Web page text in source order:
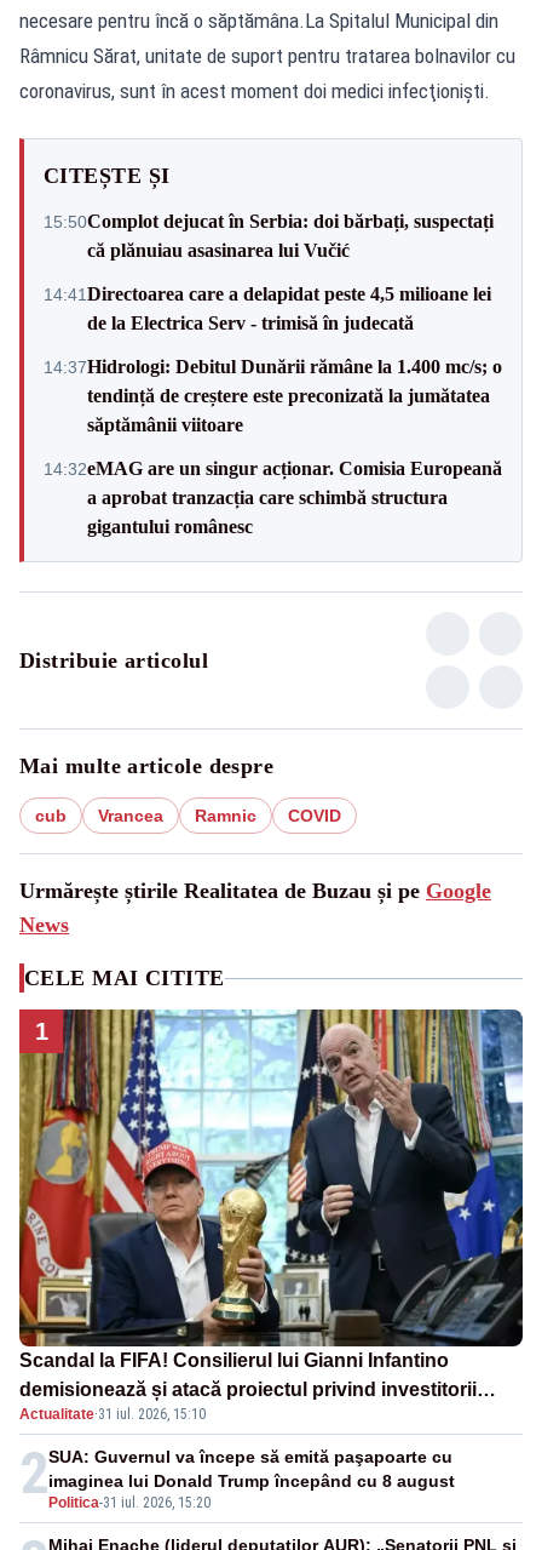
necesare pentru încă o săptămâna.La Spitalul Municipal din
Râmnicu Sărat, unitate de suport pentru tratarea bolnavilor cu
coronavirus, sunt în acest moment doi medici infecţionişti.
CITEȘTE ȘI
15:50Complot dejucat în Serbia: doi bărbați, suspectați
că plănuiau asasinarea lui Vučić
14:41Directoarea care a delapidat peste 4,5 milioane lei
de la Electrica Serv - trimisă în judecată
14:37Hidrologi: Debitul Dunării rămâne la 1.400 mc/s; o
tendință de creștere este preconizată la jumătatea
săptămânii viitoare
14:32eMAG are un singur acționar. Comisia Europeană
a aprobat tranzacția care schimbă structura
gigantului românesc
Distribuie articolul
Mai multe articole despre
cub Vrancea Ramnic COVID
Urmărește știrile Realitatea de Buzau și pe Google
News
CELE MAI CITITE
1
Scandal la FIFA! Consilierul lui Gianni Infantino
demisionează și atacă proiectul privind investitorii
străini
Actualitate·31 iul. 2026, 15:10
2Politica-31 iul. 2026, 15:20
SUA: Guvernul va începe să emită paşapoarte cu
imaginea lui Donald Trump începând cu 8 august
Mihai Enache (liderul deputaților AUR): „Senatorii PNL și